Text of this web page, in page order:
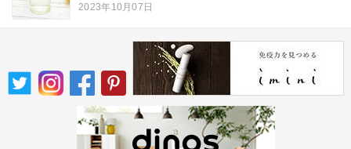
2023年10月07日